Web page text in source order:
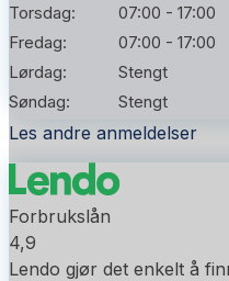
Torsdag:
07:00 - 17:00
Fredag:
07:00 - 17:00
Lørdag:
Stengt
Søndag:
Stengt
Les andre anmeldelser
Forbrukslån
4,9
Lendo gjør det enkelt å